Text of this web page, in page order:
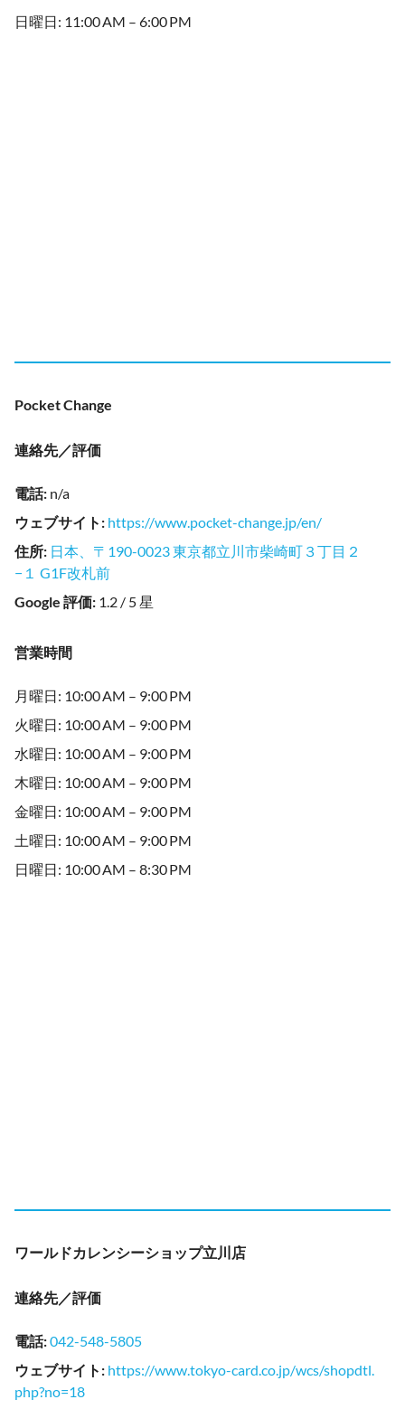
日曜日: 11:00 AM – 6:00 PM
Pocket Change
連絡先／評価
電話: n/a
ウェブサイト : https://www.pocket-change.jp/en/
住所: 日本、〒190-0023 東京都立川市柴崎町３丁目２
−１ G1F改札前
Google 評価: 1.2 / 5 星
営業時間
月曜日: 10:00 AM – 9:00 PM
火曜日: 10:00 AM – 9:00 PM
水曜日: 10:00 AM – 9:00 PM
木曜日: 10:00 AM – 9:00 PM
金曜日: 10:00 AM – 9:00 PM
土曜日: 10:00 AM – 9:00 PM
日曜日: 10:00 AM – 8:30 PM
ワールドカレンシーショップ立川店
連絡先／評価
電話:042-548-5805
ウェブサイト : https://www.tokyo-card.co.jp/wcs/shopdtl.
php?no=18